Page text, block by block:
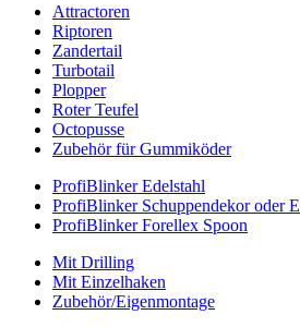
Attractoren
Riptoren
Zandertail
Turbotail
Plopper
Roter Teufel
Octopusse
Zubehör für Gummiköder
ProfiBlinker Edelstahl
ProfiBlinker Schuppendekor oder
ProfiBlinker Forellex Spoon
Mit Drilling
Mit Einzelhaken
Zubehör/Eigenmontage